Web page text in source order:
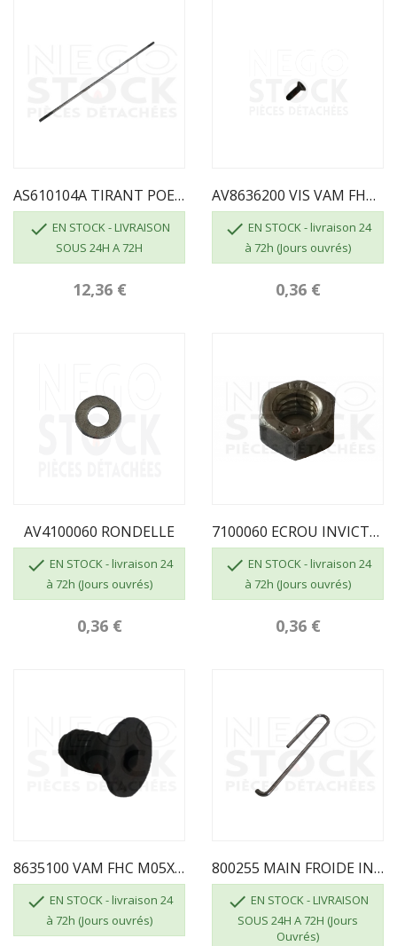
AS610104A TIRANT POELE ASTANA INVICTA
 EN STOCK - LIVRAISON
SOUS 24H A 72H
12,36 €
AV8636200 VIS VAM FHC M06X020 BRUT CL.10.9
 EN STOCK - livraison 24
à 72h (Jours ouvrés)
0,36 €
AV4100060 RONDELLE
 EN STOCK - livraison 24
à 72h (Jours ouvrés)
0,36 €
7100060 ECROU INVICTA HU M06 CL.8
 EN STOCK - livraison 24
à 72h (Jours ouvrés)
0,36 €
8635100 VAM FHC M05X010 BRUT CL 8.8 INVICTA
 EN STOCK - livraison 24
à 72h (Jours ouvrés)
800255 MAIN FROIDE INVICTA DEVILLE
 EN STOCK - LIVRAISON
SOUS 24H A 72H (Jours
Ouvrés)